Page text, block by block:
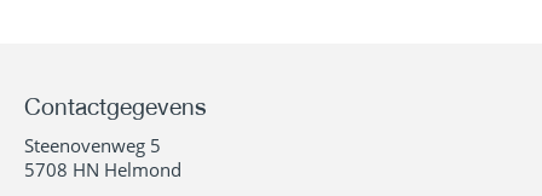
Contactgegevens
Steenovenweg 5
5708 HN Helmond